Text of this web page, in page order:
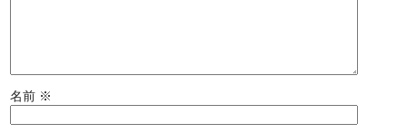
名前 ※